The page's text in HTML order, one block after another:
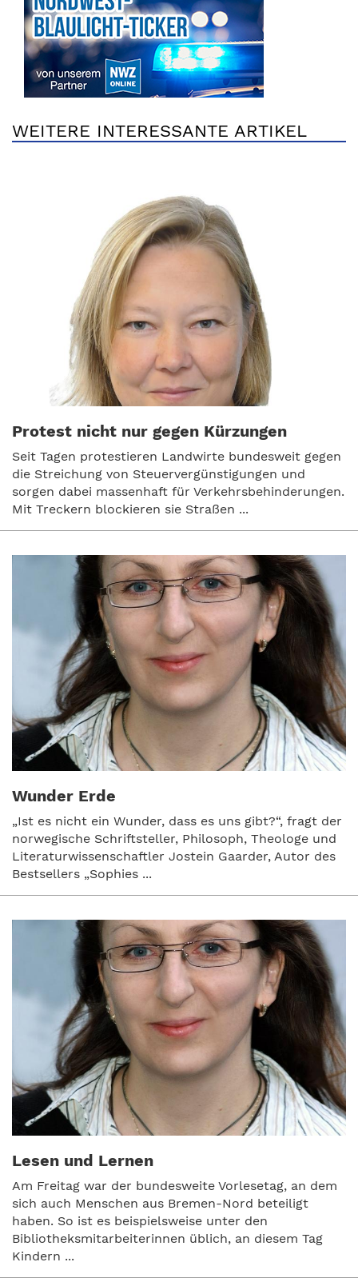
WEITERE INTERESSANTE ARTIKEL
Protest nicht nur gegen Kürzungen
Seit Tagen protestieren Landwirte bundesweit gegen
die Streichung von Steuervergünstigungen und
sorgen dabei massenhaft für Verkehrsbehinderungen.
Mit Treckern blockieren sie Straßen ...
Wunder Erde
„Ist es nicht ein Wunder, dass es uns gibt?“, fragt der
norwegische Schriftsteller, Philosoph, Theologe und
Literaturwissenschaftler Jostein Gaarder, Autor des
Bestsellers „Sophies ...
Lesen und Lernen
Am Freitag war der bundesweite Vorlesetag, an dem
sich auch Menschen aus Bremen-Nord beteiligt
haben. So ist es beispielsweise unter den
Bibliotheksmitarbeiterinnen üblich, an diesem Tag
Kindern ...